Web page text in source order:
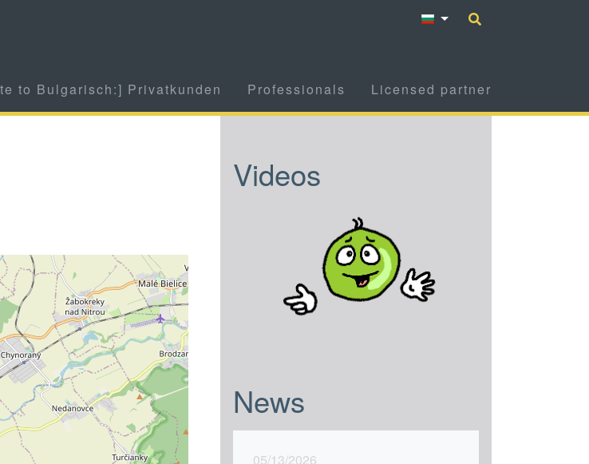
to Bulgarisch:] Privatkunden Professionals Licensed partner
Videos
News
05/13/2026